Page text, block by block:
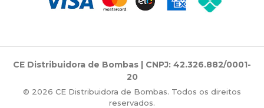
CE Distribuidora de Bombas | CNPJ: 42.326.882/0001-
20
© 2026 CE Distribuidora de Bombas. Todos os direitos
reservados.